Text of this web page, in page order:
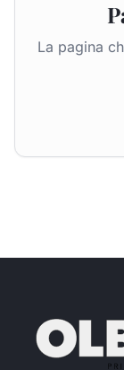
La pagina